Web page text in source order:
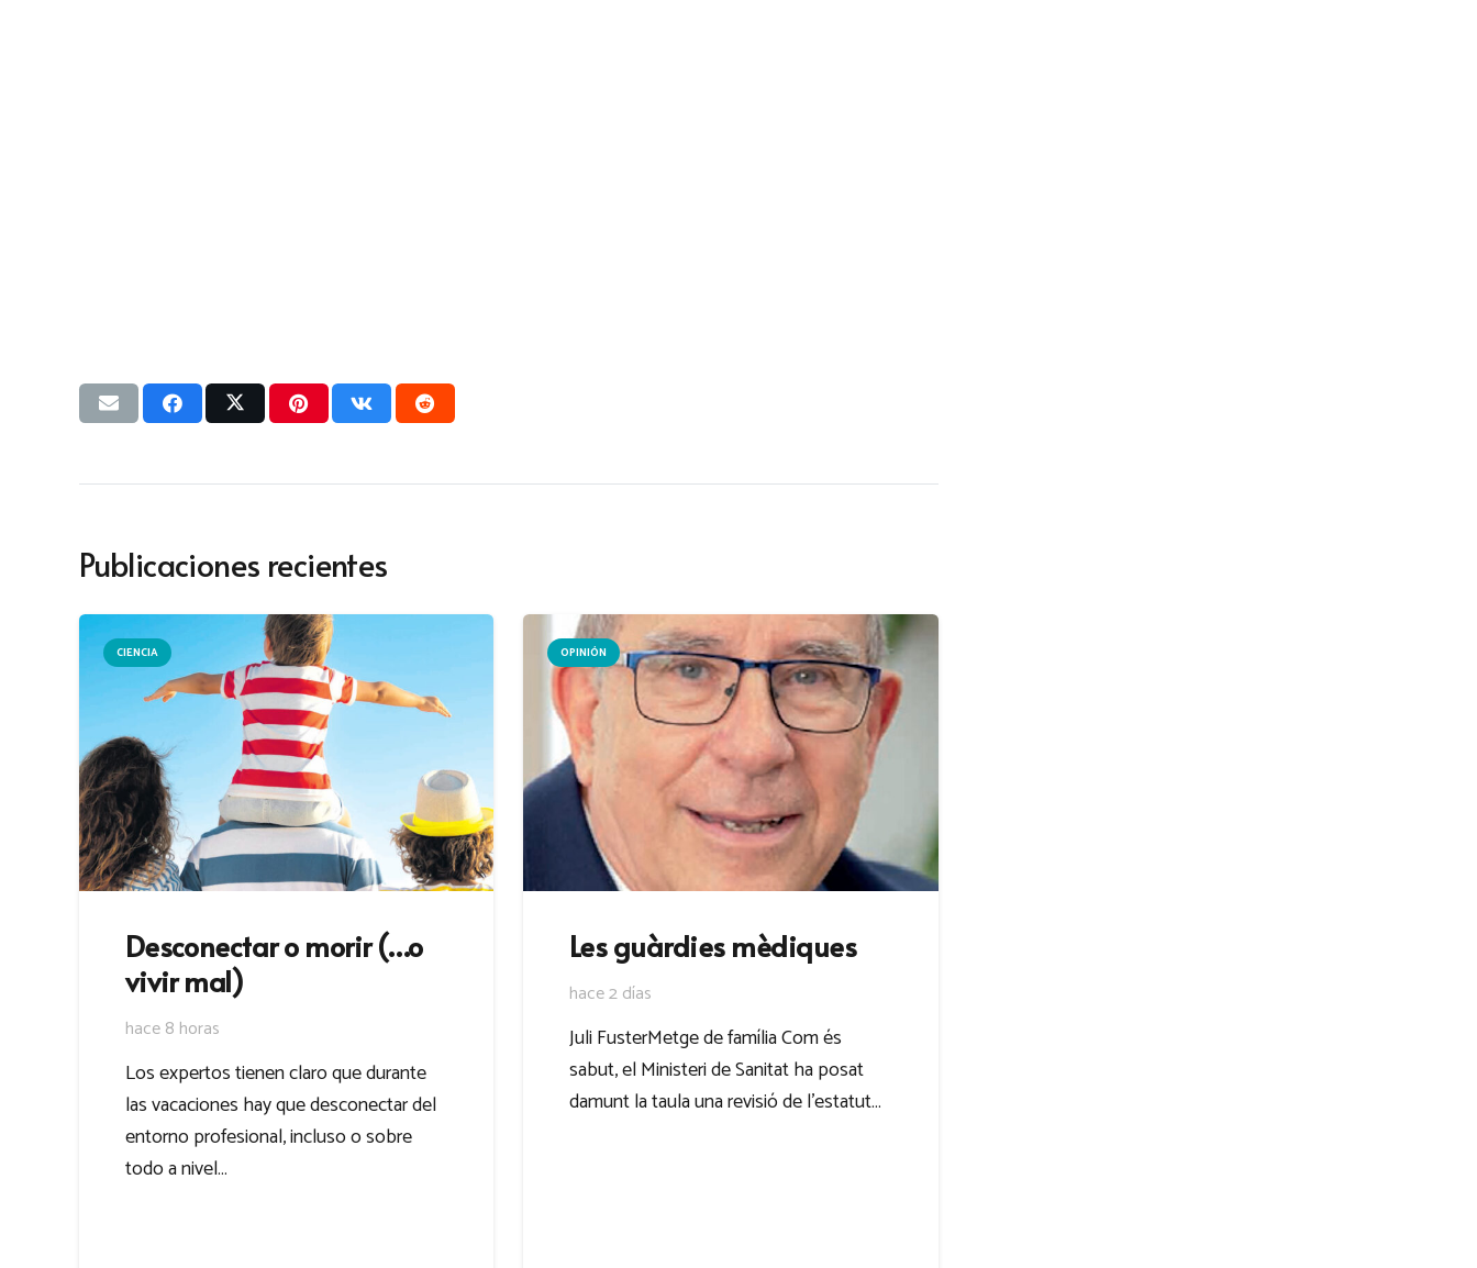
Publicaciones recientes
CIENCIA
Desconectar o morir (…o
vivir mal)
hace 8 horas
Los expertos tienen claro que durante
las vacaciones hay que desconectar del
entorno profesional, incluso o sobre
todo a nivel…
OPINIÓN
Les guàrdies mèdiques
hace 2 días
Juli FusterMetge de família Com és
sabut, el Ministeri de Sanitat ha posat
damunt la taula una revisió de l’estatut…